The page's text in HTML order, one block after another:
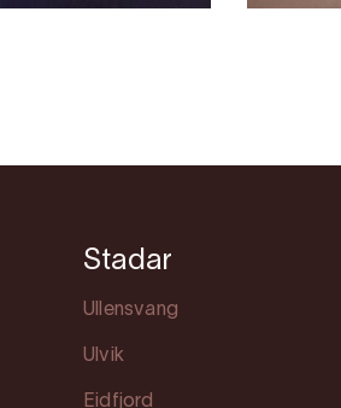
Stadar
Ullensvang
Ulvik
Eidfjord